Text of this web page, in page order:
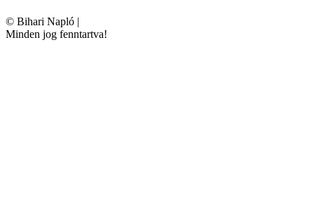
© Bihari Napló |
Minden jog fenntartva!